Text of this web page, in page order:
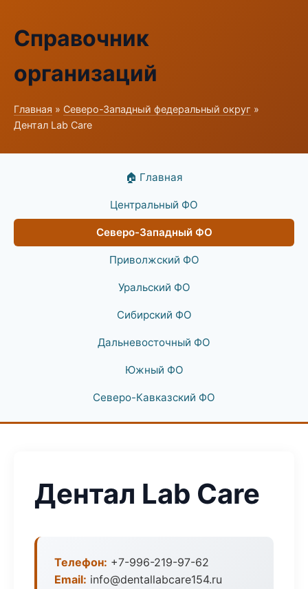
Справочник
организаций
Главная » Северо-Западный федеральный округ »
Дентал Lab Care
🏠 Главная
Центральный ФО
Северо-Западный ФО
Приволжский ФО
Уральский ФО
Сибирский ФО
Дальневосточный ФО
Южный ФО
Северо-Кавказский ФО
Дентал Lab Care
Телефон: +7-996-219-97-62
Email: info@dentallabcare154.ru